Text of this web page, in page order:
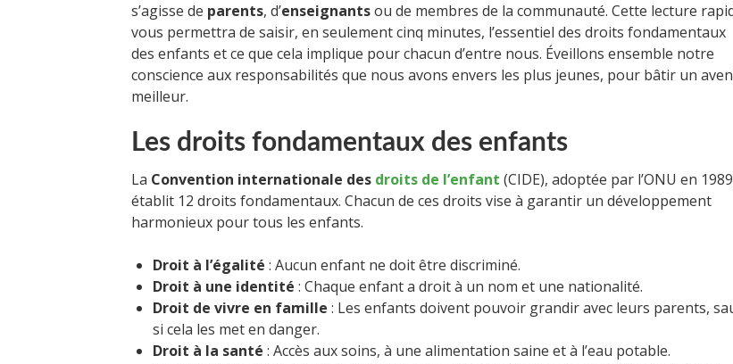
s’agisse de parents, d’enseignantsou de membres de la communauté. Cette lecture
vous permettra de saisir, en seulement cinq minutes, l’essentiel des droits fondamentaux
des enfants et ce que cela implique pour chacun d’entre nous. Éveillons ensemble notre
conscience aux responsabilités que nous avons envers les plus jeunes, pour bâtir un
meilleur.
Les droits fondamentaux des enfants
La Convention internationale des droits de l’enfant (CIDE), adoptée par l’ONU en
établit 12 droits fondamentaux. Chacun de ces droits vise à garantir un développement
harmonieux pour tous les enfants.
Droit à l’égalité : Aucun enfant ne doit être discriminé.
Droit à une identité : Chaque enfant a droit à un nom et une nationalité.
Droit de vivre en famille : Les enfants doivent pouvoir grandir avec leurs parents,
si cela les met en danger.
Droit à la santé : Accès aux soins, à une alimentation saine et à l’eau potable.